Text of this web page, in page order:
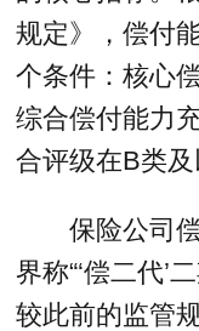
规定》，偿付
个条件：核心
综合偿付能力
合评级在B类及
保险公司
界称“‘偿二代’
较此前的监管